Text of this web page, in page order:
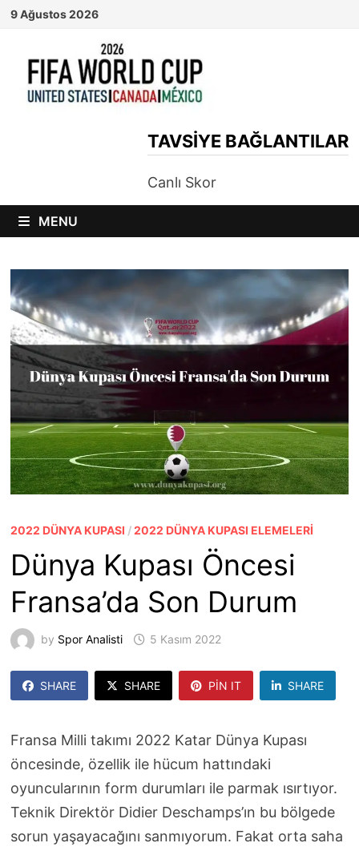
Skip
9 Ağustos 2026
TAVSIYE BAĞLANTILAR
Canlı Skor
MENU
2022 DÜNYA KUPASI /2022 DÜNYA KUPASI ELEMELERI
Dünya Kupası Öncesi
Fransa’da Son Durum
by Spor Analisti 5 Kasım 2022
SHARE SHARE PIN IT SHARE
Fransa Milli takımı 2022 Katar Dünya Kupası
öncesinde, özellik ile hücum hattındaki
oyuncularının form durumları ile parmak ısırtıyor.
Teknik Direktör Didier Deschamps’ın bu bölgede
sorun yaşayacağını sanmıyorum. Fakat orta saha